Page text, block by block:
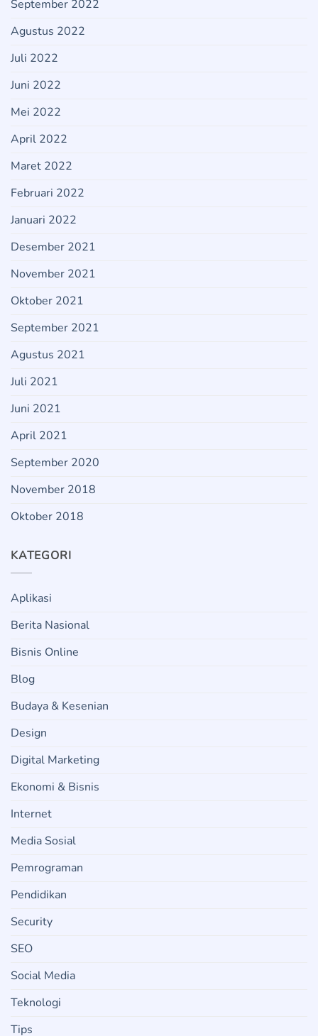
September 2022
Agustus 2022
Juli 2022
Juni 2022
Mei 2022
April 2022
Maret 2022
Februari 2022
Januari 2022
Desember 2021
November 2021
Oktober 2021
September 2021
Agustus 2021
Juli 2021
Juni 2021
April 2021
September 2020
November 2018
Oktober 2018
KATEGORI
Aplikasi
Berita Nasional
Bisnis Online
Blog
Budaya & Kesenian
Design
Digital Marketing
Ekonomi & Bisnis
Internet
Media Sosial
Pemrograman
Pendidikan
Security
SEO
Social Media
Teknologi
Tips